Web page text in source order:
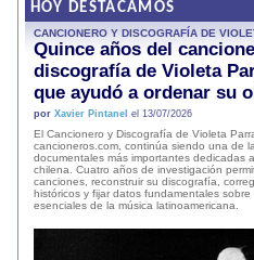
HOY DESTACAMOS
CANCIONERO Y DISCOGRAFÍA DE
Quince años del
discografía de Violeta
que ayudó a ordenar su
por Xavier Pintanel el 13/07/2026
El Cancionero y Discografía de Violeta
cancioneros.com, continúa siendo una de
documentales más importantes dedicadas
chilena. Cuatro años de investigación
canciones, reconstruir su discografía,
históricos y fijar datos fundamentales
esenciales de la música latinoamericana.